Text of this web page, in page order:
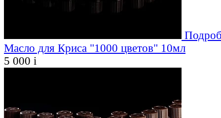
Масло для Криса "1000 цветов" 10мл
5 000 i